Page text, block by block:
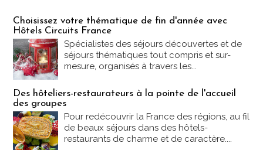
Choisissez votre thématique de fin d'année avec
Hôtels Circuits France
Spécialistes des séjours découvertes et de
séjours thématiques tout compris et sur-
mesure, organisés à travers les...
Des hôteliers-restaurateurs à la pointe de l'accueil
des groupes
Pour redécouvrir la France des régions, au fil
de beaux séjours dans des hôtels-
restaurants de charme et de caractère....